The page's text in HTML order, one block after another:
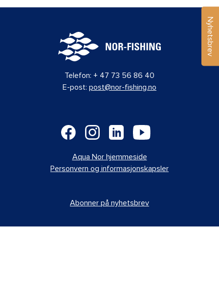
Nyhetsbrev
Telefon: + 47 73 56 86 40
E-post: post@nor-fishing.no
Aqua Nor hjemmeside
Personvern og informasjonskapsler
Abonner på nyhetsbrev